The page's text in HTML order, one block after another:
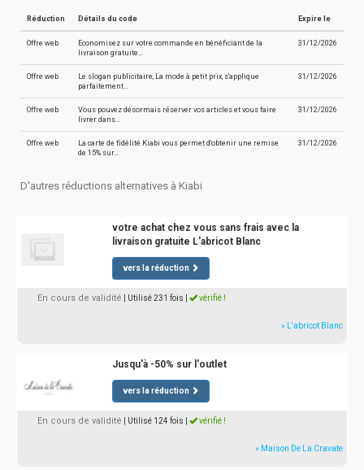
Réduction Détails du code Expire le
Offre web
Economisez sur votre commande en bénéficiant de la
livraison gratuite…
31/12/2026
Offre web
Le slogan publicitaire, La mode à petit prix, s'applique
parfaitement…
31/12/2026
Offre web
Vous pouvez désormais réserver vos articles et vous faire
livrer dans…
31/12/2026
Offre web
La carte de fidélité Kiabi vous permet d'obtenir une remise
de 15% sur…
31/12/2026
D'autres réductions alternatives à Kiabi
votre achat chez vous sans frais avec la
livraison gratuite L'abricot Blanc
vers la réduction
En cours de validité | Utilisé 231 fois vérifié !
» L'abricot Blanc
Jusqu'à -50% sur l'outlet
vers la réduction
En cours de validité | Utilisé 124 fois vérifié !
» Maison De La Cravate